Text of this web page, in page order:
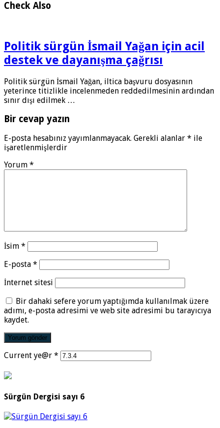
Check Also
Politik sürgün İsmail Yağan için acil
destek ve dayanışma çağrısı
Politik sürgün İsmail Yağan, iltica başvuru dosyasının
yeterince titizlikle incelenmeden reddedilmesinin ardından
sınır dışı edilmek …
Bir cevap yazın
E-posta hesabınız yayımlanmayacak. Gerekli alanlar * ile
işaretlenmişlerdir
Yorum *
İsim *
E-posta *
İnternet sitesi
Bir dahaki sefere yorum yaptığımda kullanılmak üzere
adımı, e-posta adresimi ve web site adresimi bu tarayıcıya
kaydet.
Current ye@r *
Sürgün Dergisi sayı 6